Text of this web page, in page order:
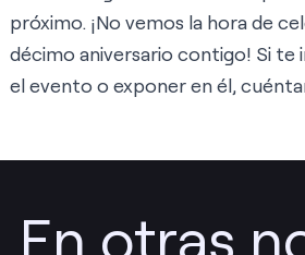
próximo. ¡No vemos la hora de
décimo aniversario contigo! Si
el evento o exponer en él,
En otras